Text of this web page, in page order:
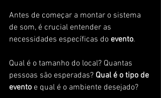
Antes de começar a montar o sistema
de som, é crucial entender as
necessidades específicas do evento.
Qual é o tamanho do local? Quantas
pessoas são esperadas? Qual é o tipo de
evento e qual é o ambiente desejado?